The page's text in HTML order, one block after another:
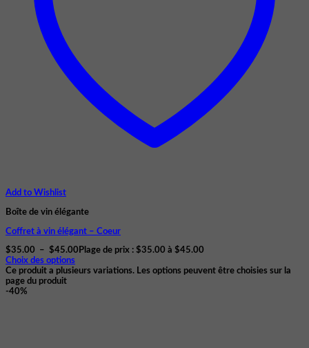
Add to Wishlist
Boîte de vin élégante
Coffret à vin élégant – Coeur
$35.00 – $45.00 Plage de prix : $35.00 à $45.00
Choix des options
Ce produit a plusieurs variations. Les options peuvent être choisies sur la
page du produit
-40%